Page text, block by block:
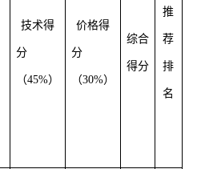
技术得
分
（45%）
价格得
分
（30%）
综合
得分
推
荐
排
名